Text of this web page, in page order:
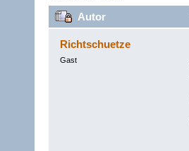
Autor
Richtschuetze
Gast